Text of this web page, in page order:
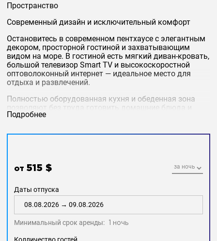
Пространство
Современный дизайн и исключительный комфорт
Остановитесь в современном пентхаусе с элегантным
декором, просторной гостиной и захватывающим
видом на море. В гостиной есть мягкий диван-кровать,
большой телевизор Smart TV и высокоскоростной
оптоволоконный интернет — идеальное место для
отдыха и развлечений.
Полностью оборудованная кухня и обеденная зона
позволяют без труда готовить домашние блюда и
обедать, любуясь видом. Художественные детали и
уютную атмосферу.
потрясающим видом на Андаманское море через
широкие раздвижные стеклянные двери. В каждой
спальне есть просторная ванная комната с
современной сантехникой.
Насладитесь собственным бассейном с
меблированной террасой — идеальное место для
утреннего кофе с морским бризом или вечерних
Подробнее
от 515 $
Даты отпуска
Минимальный срок аренды: 1 ночь